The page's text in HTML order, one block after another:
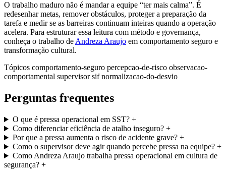
O trabalho maduro não é mandar a equipe “ter mais calma”. É
redesenhar metas, remover obstáculos, proteger a preparação da
tarefa e medir se as barreiras continuam inteiras quando a operação
acelera. Para estruturar essa leitura com método e governança,
conheça o trabalho de Andreza Araujo em comportamento seguro e
transformação cultural.
Tópicos comportamento-seguro percepcao-de-risco observacao-
comportamental supervisorsifnormalizacao-do-desvio
Perguntas frequentes
O que é pressa operacional em SST?+
Como diferenciar eficiência de atalho inseguro?+
Por que a pressa aumenta o risco de acidente grave?+
Como o supervisor deve agir quando percebe pressa na equipe?+
Como Andreza Araujo trabalha pressa operacional em cultura de
segurança? +